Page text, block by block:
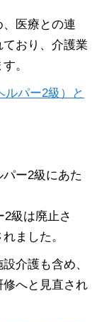
医療との連
おり、介護業
。
ルパー2級）と
ー2級にあた
2級は廃止さ
ました。
介護も含め、
へと見直され